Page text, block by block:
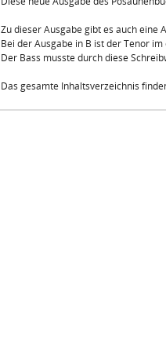
Zu dieser Ausgabe gibt es auch eine
Bei der Ausgabe in B ist der Tenor
Der Bass musste durch diese
Das gesamte Inhaltsverzeichnis